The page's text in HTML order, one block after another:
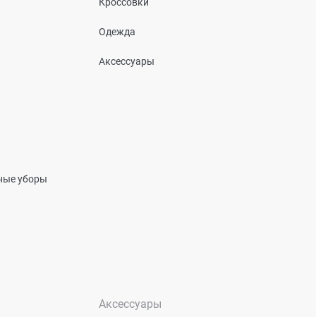
уборы
Одежда
Аксессуары
Аксессуары